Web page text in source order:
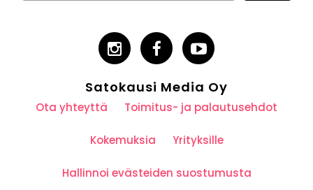
Satokausi Media Oy
Ota yhteyttä Toimitus- ja palautusehdot
Kokemuksia Yrityksille
Hallinnoi evästeiden suostumusta